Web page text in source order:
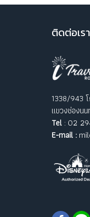
ติดต่อเรา
1338/943
แขวงช่องน
Tel: 02
E-mail :